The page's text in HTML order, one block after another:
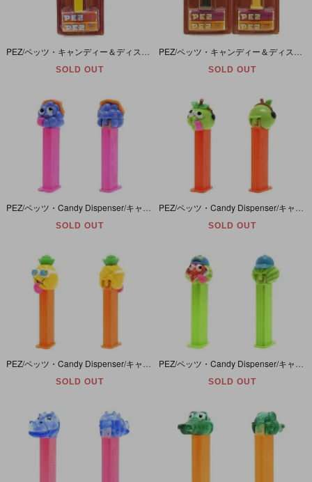
SOLD OUT SOLD OUT
SOLD OUT SOLD OUT
SOLD OUT SOLD OUT